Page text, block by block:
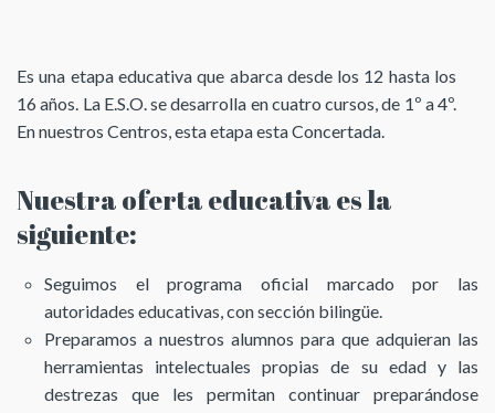
Es una etapa educativa que abarca desde los 12 hasta los
16 años. La E.S.O. se desarrolla en cuatro cursos, de 1º a 4º.
En nuestros Centros, esta etapa esta Concertada.
Nuestra oferta educativa es la
siguiente:
Seguimos el programa oficial marcado por las
autoridades educativas, con sección bilingüe.
Preparamos a nuestros alumnos para que adquieran las
herramientas intelectuales propias de su edad y las
destrezas que les permitan continuar preparándose